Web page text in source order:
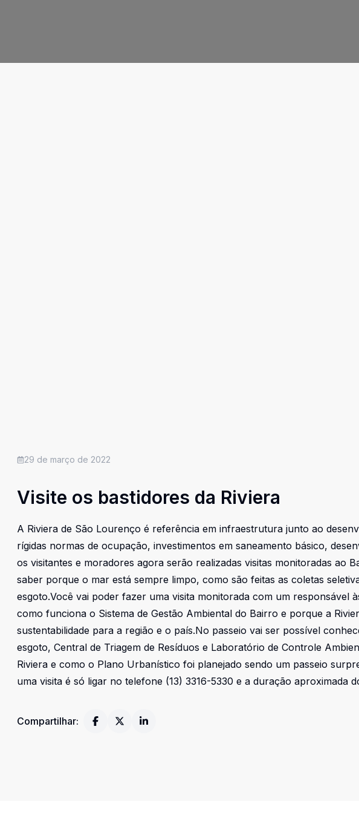
29 de março de 2022
Visite os bastidores da Riviera
A Riviera de São Lourenço é referência em infraestrutura junto ao
rígidas normas de ocupação, investimentos em saneamento básico,
os visitantes e moradores agora serão realizadas visitas monitoradas ao
saber porque o mar está sempre limpo, como são feitas as coletas
esgoto.Você vai poder fazer uma visita monitorada com um responsável
como funciona o Sistema de Gestão Ambiental do Bairro e porque a
sustentabilidade para a região e o país.No passeio vai ser possível
esgoto, Central de Triagem de Resíduos e Laboratório de Controle
Riviera e como o Plano Urbanístico foi planejado sendo um passeio
uma visita é só ligar no telefone (13) 3316-5330 e a duração aproximada
Compartilhar: